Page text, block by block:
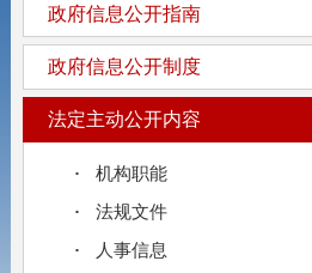
政府信息公开指南
政府信息公开制度
法定主动公开内容
机构职能
法规文件
人事信息